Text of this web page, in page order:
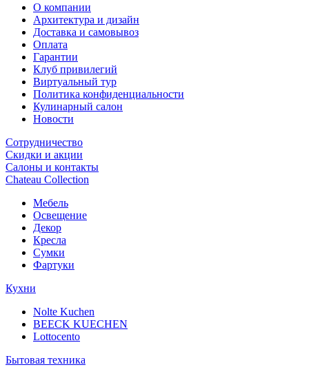
О компании
Архитектура и дизайн
Доставка и самовывоз
Оплата
Гарантии
Клуб привилегий
Виртуальный тур
Политика конфиденциальности
Кулинарный салон
Новости
Сотрудничество
Скидки и акции
Салоны и контакты
Chateau Collection
Мебель
Освещение
Декор
Кресла
Сумки
Фартуки
Кухни
Nolte Kuchen
BEECK KUECHEN
Lottocento
Бытовая техника